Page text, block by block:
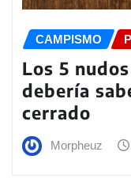
CAMPISMO
Los 5
debería
cerrado
Morpheuz